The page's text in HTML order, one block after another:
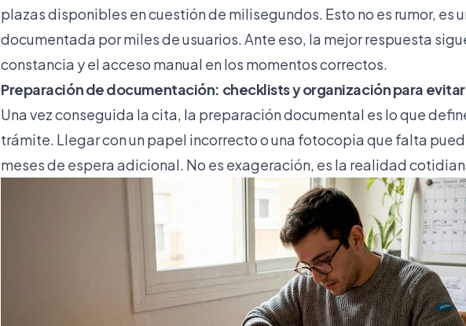
plazas disponibles en cuestión de milisegundos. Esto no es rumor, es
documentada por miles de usuarios. Ante eso, la mejor respuesta
constancia y el acceso manual en los momentos correctos.
Preparación de documentación: checklists y organización para
Una vez conseguida la cita, la preparación documental es lo que
trámite. Llegar con un papel incorrecto o una fotocopia que falta
meses de espera adicional. No es exageración, es la realidad